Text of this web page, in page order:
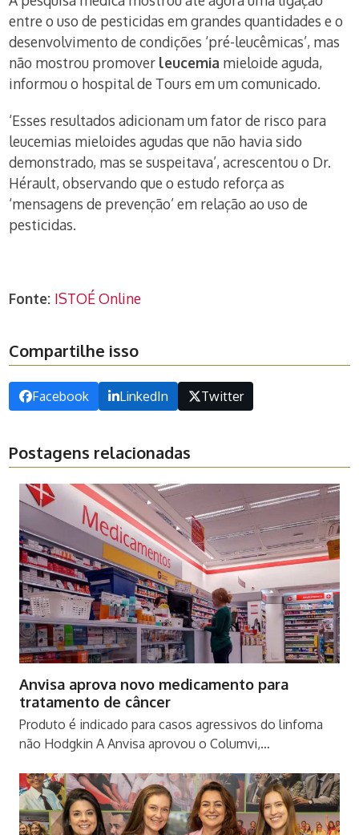
entre o uso de pesticidas em grandes quantidades e o
desenvolvimento de condições ‘pré-leucêmicas’, mas
não mostrou promover leucemia mieloide aguda,
informou o hospital de Tours em um comunicado.
‘Esses resultados adicionam um fator de risco para
leucemias mieloides agudas que não havia sido
demonstrado, mas se suspeitava’, acrescentou o Dr.
Hérault, observando que o estudo reforça as
‘mensagens de prevenção’ em relação ao uso de
pesticidas.
Fonte: ISTOÉ Online
Compartilhe isso
Facebook LinkedIn Twitter
Postagens relacionadas
Anvisa aprova novo medicamento para
tratamento de câncer
Produto é indicado para casos agressivos do linfoma
não Hodgkin A Anvisa aprovou o Columvi,…